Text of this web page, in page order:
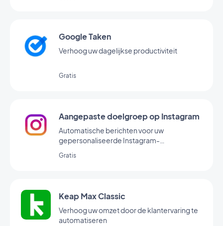
Google Taken
Verhoog uw dagelijkse productiviteit
Gratis
Aangepaste doelgroep op Instagram
Automatische berichten voor uw
gepersonaliseerde Instagram-
Gratis
Keap Max Classic
Verhoog uw omzet door de klantervaring te
automatiseren